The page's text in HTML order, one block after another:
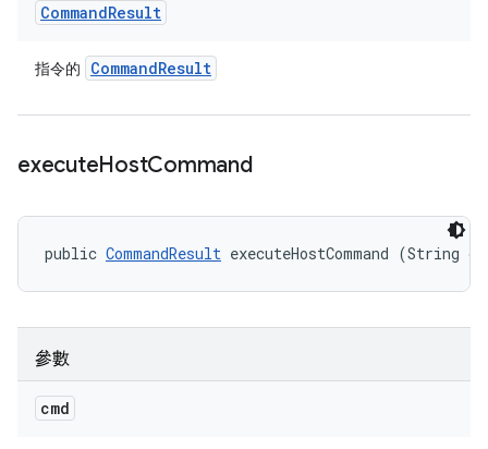
CommandResult
指令的 CommandResult
executeHostCommand
public CommandResult executeHostCommand (String
參數
cmd